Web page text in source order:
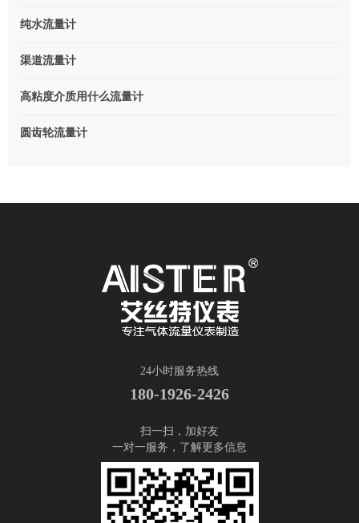
纯水流量计
渠道流量计
高粘度介质用什么流量计
圆齿轮流量计
24小时服务热线
180-1926-2426
扫一扫，加好友
一对一服务，了解更多信息